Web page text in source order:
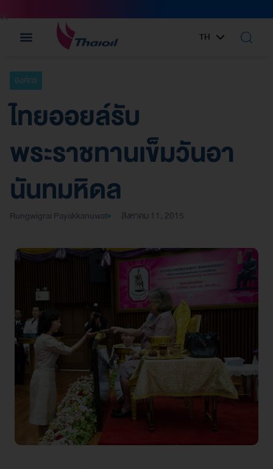
TH
EN
องค์กร
ไทยออยล์รับ
พระราชทานเข็มวันอา
นันทมหิดล
Rungwigrai Payakkanuwat สิงหาคม 11, 2015